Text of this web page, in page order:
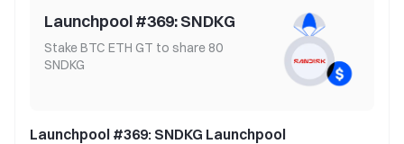
Launchpool #369: SNDKG
Stake BTC ETH GT to share 80
SNDKG
Launchpool #369: SNDKG Launchpool